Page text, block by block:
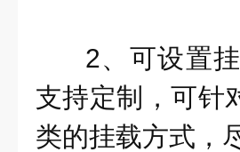
2、可设置
支持定制，可针
类的挂载方式，